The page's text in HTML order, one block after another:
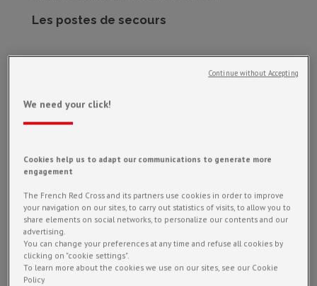
Les postes de secours
secours) sont des missions sur lesquelles nous
d’effectuer les premiers secours. Ces dispositifs
sont organisés en fonction de plusieurs critères afin
Il existe plusieurs types de DPS : le plus petit est le
PAPS (point d’alerte et de premiers secours)
secouriste. Le plus grand, peut à l’inverse atteindre
plusieurs centaines d’intervenants (marathon, nouvel
an, fête nationale…).
We need your click!
Cookies help us to adapt our communications to generate more
engagement
The French Red Cross and its partners use cookies in order to improve
your navigation on our sites, to carry out statistics of visits, to allow you to
share elements on social networks, to personalize our contents and our
advertising.
You can change your preferences at any time and refuse all cookies by
clicking on "cookie settings".
To learn more about the cookies we use on our sites, see our Cookie
Policy
Continue without Accepting